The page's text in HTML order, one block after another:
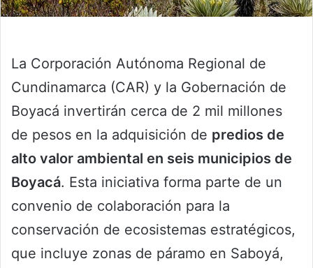
La Corporación Autónoma Regional de
Cundinamarca (CAR) y la Gobernación de
Boyacá invertirán cerca de 2 mil millones
de pesos en la adquisición de predios de
alto valor ambiental en seis municipios de
Boyacá. Esta iniciativa forma parte de un
convenio de colaboración para la
conservación de ecosistemas estratégicos,
que incluye zonas de páramo en Saboyá,